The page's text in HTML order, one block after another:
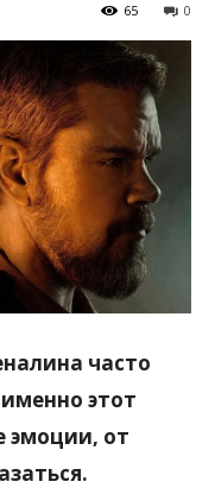
0
65
часто
этот
эмоции, от